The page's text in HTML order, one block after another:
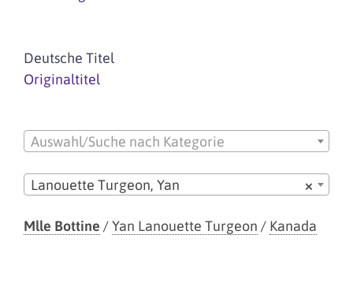
Deutsche Titel
Originaltitel
Auswahl/Suche nach Kategorie
×
Lanouette Turgeon, Yan
Mlle Bottine /Yan Lanouette Turgeon / Kanada